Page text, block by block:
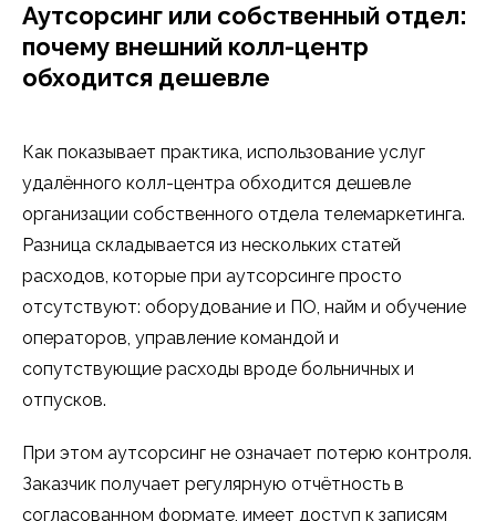
Аутсорсинг или собственный отдел:
почему внешний колл-центр
обходится дешевле
Как показывает практика, использование услуг
удалённого колл-центра обходится дешевле
организации собственного отдела телемаркетинга.
Разница складывается из нескольких статей
расходов, которые при аутсорсинге просто
отсутствуют: оборудование и ПО, найм и обучение
операторов, управление командой и
сопутствующие расходы вроде больничных и
отпусков.
При этом аутсорсинг не означает потерю контроля.
Заказчик получает регулярную отчётность в
согласованном формате, имеет доступ к записям